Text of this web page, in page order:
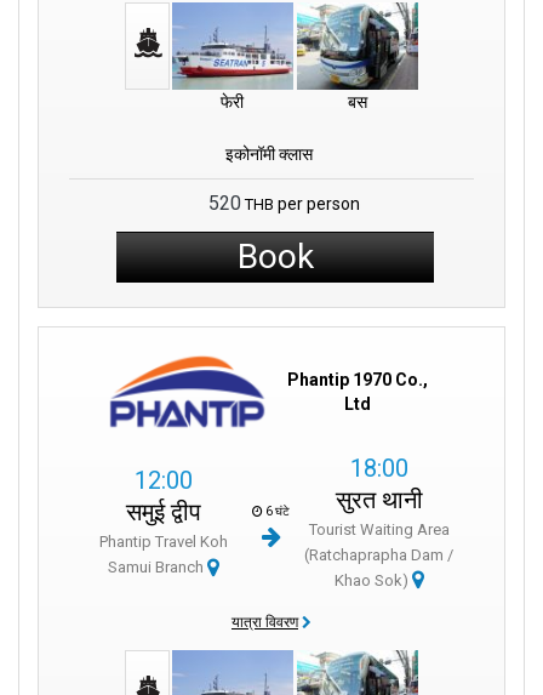
फेरी बस
इकोनॉमी क्लास
520 THB per person
Book
Phantip 1970 Co.,
Ltd
12:00
समुई द्वीप
Phantip Travel Koh
Samui Branch
6 घंटे
18:00
सुरत थानी
Tourist Waiting Area
(Ratchaprapha Dam /
Khao Sok)
यात्रा विवरण